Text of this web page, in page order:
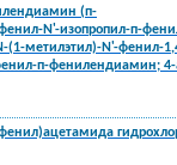
(п-
N'-изопропил-п-
метилэтил)-N'-фенил-
п-фенилендиамин;